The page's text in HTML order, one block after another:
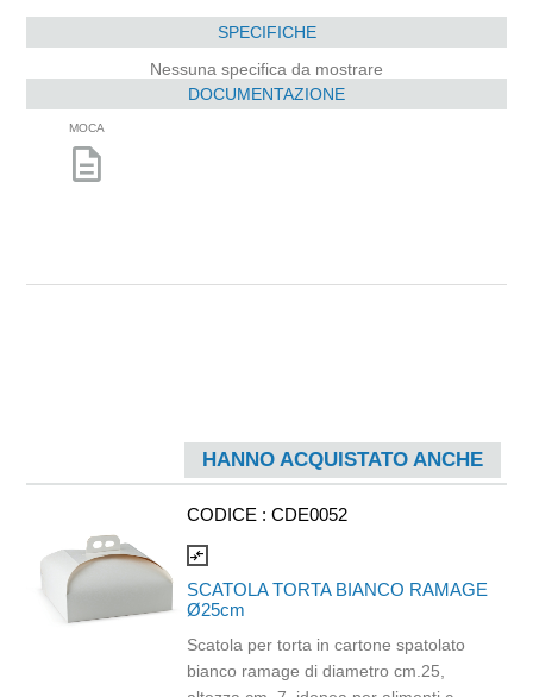
SPECIFICHE
Nessuna specifica da mostrare
DOCUMENTAZIONE
MOCA
description
HANNO ACQUISTATO ANCHE
CODICE : CDE0052
compare_arrows
SCATOLA TORTA BIANCO RAMAGE
Ø25cm
Scatola per torta in cartone spatolato
bianco ramage di diametro cm.25,